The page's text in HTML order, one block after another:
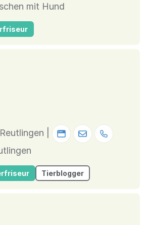
mit Hund
Reutlingen |
Tierblogger